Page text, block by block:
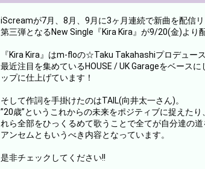
iScreamが7月、8月、9月に3ヶ月連続で新曲を配信リ
第三弾となるNew Single『Kira Kira』が9/20(金)より
『Kira Kira』はm-floの☆Taku Takahashiプロデュー
最近注目を集めているHOUSE / UK Garageをベース
ップに仕上げています！
そして作詞を手掛けたのはTAIL(向井太一さん)。
”20歳”というこれからの未来をポジティブに捉えた
れら全部をひっくるめて歌うことで全てが自分達の
アンセムともいうべき内容となっています。
是非チェックしてください!!